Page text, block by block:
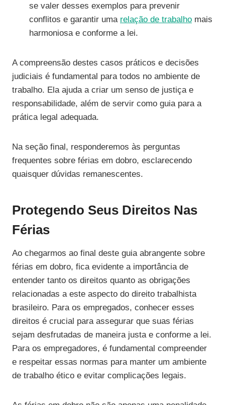
se valer desses exemplos para prevenir
conflitos e garantir uma relação de trabalho mais
harmoniosa e conforme a lei.
A compreensão destes casos práticos e decisões
judiciais é fundamental para todos no ambiente de
trabalho. Ela ajuda a criar um senso de justiça e
responsabilidade, além de servir como guia para a
prática legal adequada.
Na seção final, responderemos às perguntas
frequentes sobre férias em dobro, esclarecendo
quaisquer dúvidas remanescentes.
Protegendo Seus Direitos Nas
Férias
Ao chegarmos ao final deste guia abrangente sobre
férias em dobro, fica evidente a importância de
entender tanto os direitos quanto as obrigações
relacionadas a este aspecto do direito trabalhista
brasileiro. Para os empregados, conhecer esses
direitos é crucial para assegurar que suas férias
sejam desfrutadas de maneira justa e conforme a lei.
Para os empregadores, é fundamental compreender
e respeitar essas normas para manter um ambiente
de trabalho ético e evitar complicações legais.